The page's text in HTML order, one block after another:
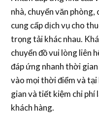
nhà, chuyển văn
cung cấp dịch vụ cho
trọng tải khác nhau.
chuyển đồ vui lòng liên
đáp ứng nhanh thời
vào mọi thời điểm và
gian và tiết kiệm chi phí
khách hàng.